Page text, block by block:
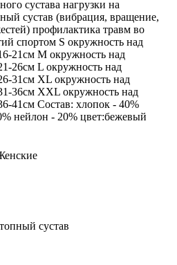
сустава нагрузки на
сустав (вибрация, вращение,
профилактика травм во
спортом S окружность над
21см M окружность над
26см L окружность над
31см XL окружность над
36см XXL окружность над
41см Состав: хлопок - 40%
нейлон - 20% цвет:бежевый
сустав